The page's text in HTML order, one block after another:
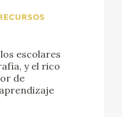
escolares
y el rico
de